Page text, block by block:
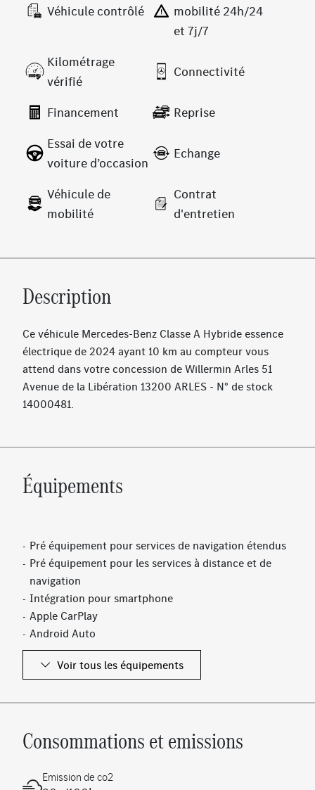
Véhicule contrôlé
mobilité 24h/24
et 7j/7
Kilométrage
vérifié
Connectivité
Financement
Reprise
Essai de votre
voiture d’occasion
Echange
Véhicule de
mobilité
Contrat
d'entretien
Description
Ce véhicule Mercedes-Benz Classe A Hybride essence
électrique de 2024 ayant 10 km au compteur vous
attend dans votre concession de Willermin Arles 51
Avenue de la Libération 13200 ARLES - N° de stock
14000481.
Équipements
Pré équipement pour services de navigation étendus
Pré équipement pour les services à distance et de
navigation
Intégration pour smartphone
Apple CarPlay
Android Auto
Prééquipement pour service de partage de clé
Assistance aux angles morts
Siège passager avant à réglages électriques avec
Avertisseur de franchissement de ligne actif
automatique
Voir tous les équipements
Consommations et emissions
Emission de co2